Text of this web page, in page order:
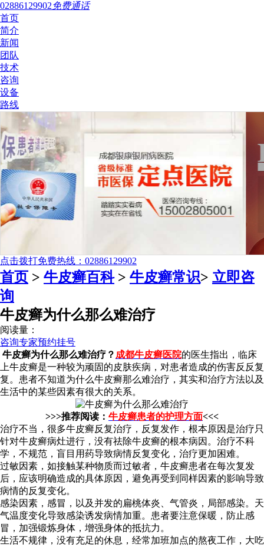
02886129902免费通话
首页
简介
新闻
团队
技术
咨询
设备
路线
点击拨打免费热线：02886129902
首页 > 牛皮癣百科> 牛皮癣常识> 立即咨
询
牛皮癣为什么那么难治疗
阅读量：
咨询专家预约挂号
牛皮癣为什么那么难治疗？ 成都牛皮癣医院的医生指出，临床
上牛皮癣是一种较为顽固的皮肤疾病，对患者造成的伤害反反复
复。患者不知道为什么牛皮癣那么难治疗，其实和治疗方法以及
生活中的某些因素有很大的关系。
>>>推荐阅读： 牛皮癣患者的护理方面<<<
治疗不当，很多牛皮癣反复治疗，反复发作，根本原因是治疗只
针对牛皮癣病灶进行，没有祛除牛皮癣的根本病因。治疗不科
学，不规范，盲目用药导致病情反复变化，治疗更加困难。
过敏因素，如接触某种物质而过敏者，牛皮癣患者在每次复发
后，应该明确造成的具体原因，避免再受到同样因素的影响导致
病情的反复变化。
感染因素，感冒，以及并发的扁桃体炎、气管炎，局部感染。天
气温度变化导致感染诱发病情加重。患者要注意保暖，防止感
冒，加强锻炼身体，增强身体的抵抗力。
生活不规律，没有充足的休息，经常加班加点的熬夜工作，大吃